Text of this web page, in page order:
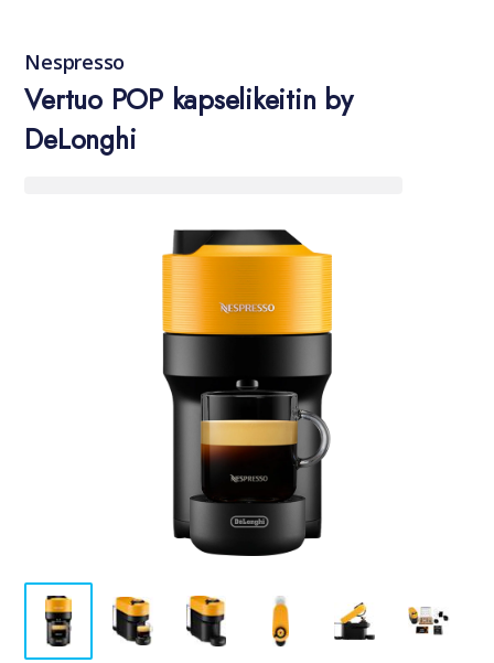
Nespresso
Vertuo POP kapselikeitin by
DeLonghi